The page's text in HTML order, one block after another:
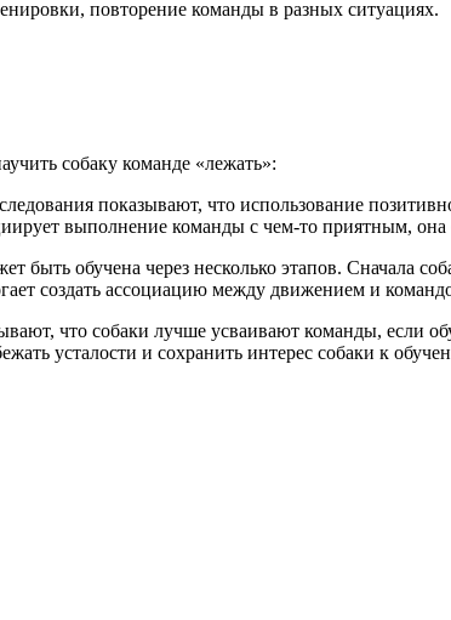
повторение команды в разных ситуациях.
собаку команде «лежать»:
показывают, что использование
выполнение команды с чем-то приятным,
быть обучена через несколько этапов. Сначала
создать ассоциацию между движением и
что собаки лучше усваивают команды, если
усталости и сохранить интерес собаки к